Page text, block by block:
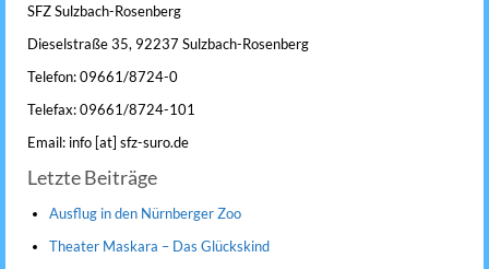
SFZ Sulzbach-Rosenberg
Dieselstraße 35, 92237 Sulzbach-Rosenberg
Telefon: 09661/8724-0
Telefax: 09661/8724-101
Email: info [at] sfz-suro.de
Letzte Beiträge
Ausflug in den Nürnberger Zoo
Theater Maskara – Das Glückskind